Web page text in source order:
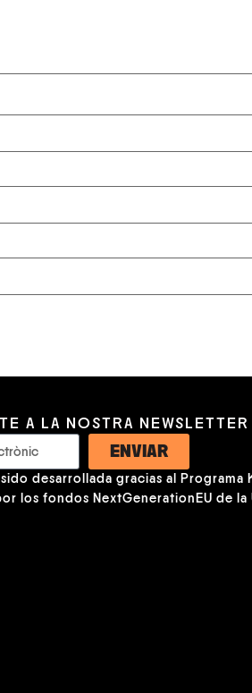
A LA NOSTRA NEWSLETTER
ENVIAR
sido desarrollada gracias al Programa
los fondos NextGenerationEU de la